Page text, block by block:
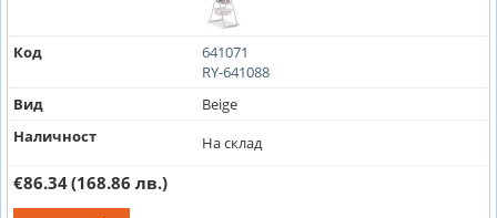
Код
641071
RY-641088
Вид
Beige
Наличност
На склад
€86.34(168.86 лв.)